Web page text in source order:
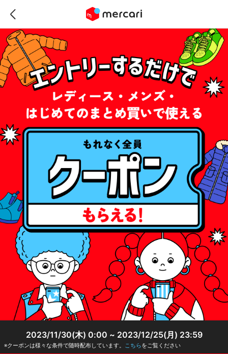
2023/11/30(木) 0:00 ~ 2023/12/25(月) 23:59
※クーポンは様々な条件で随時配布しています。 こちらをご覧ください